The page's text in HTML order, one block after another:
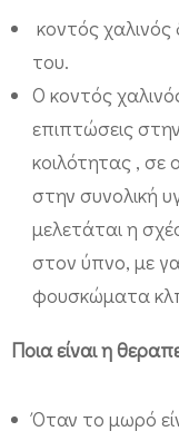
κοντός
του.
Ο κοντός
επιπτώσεις
κοιλότητας , σε
στην συνολική
μελετάται η
στον ύπνο, με
φουσκώματα
Ποια είναι η
Όταν το μωρό